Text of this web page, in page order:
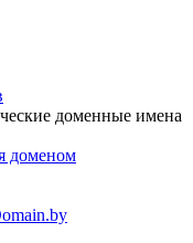
доменные имена
доменом